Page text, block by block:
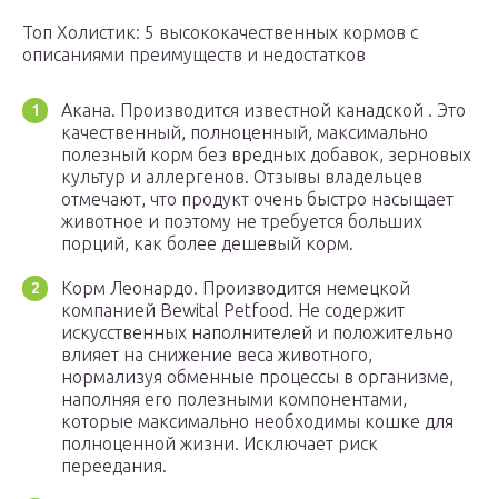
Топ Холистик: 5 высококачественных кормов с
описаниями преимуществ и недостатков
Акана. Производится известной канадской . Это
качественный, полноценный, максимально
полезный корм без вредных добавок, зерновых
культур и аллергенов. Отзывы владельцев
отмечают, что продукт очень быстро насыщает
животное и поэтому не требуется больших
порций, как более дешевый корм.
Корм Леонардо. Производится немецкой
компанией Bewital Petfood. Не содержит
искусственных наполнителей и положительно
влияет на снижение веса животного,
нормализуя обменные процессы в организме,
наполняя его полезными компонентами,
которые максимально необходимы кошке для
полноценной жизни. Исключает риск
переедания.